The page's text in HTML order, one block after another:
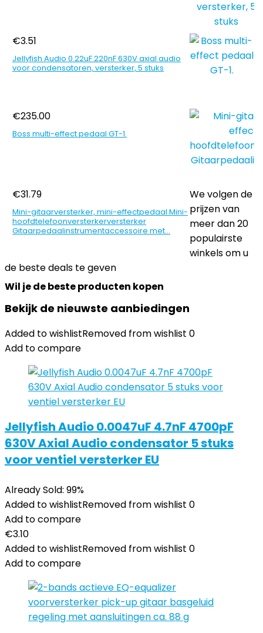
€3.51
Jellyfish Audio 0.22uF 220nF 630V axial audio
voor condensatoren, versterker, 5 stuks
€235.00
Boss multi-effect pedaal GT-1.
€31.79
Mini-gitaarversterker, mini-effectpedaal Mini-
hoofdtelefoonversterkerversterker
Gitaarpedaalinstrumentaccessoire met…
We volgen de
prijzen van
meer dan 20
populairste
winkels om u
de beste deals te geven
Wil je de beste producten kopen
Bekijk de nieuwste aanbiedingen
Added to wishlistRemoved from wishlist 0
Add to compare
Jellyfish Audio 0.0047uF 4.7nF 4700pF
630V Axial Audio condensator 5 stuks
voor ventiel versterker EU
Already Sold: 99%
Added to wishlistRemoved from wishlist 0
Add to compare
€3.10
Added to wishlistRemoved from wishlist 0
Add to compare